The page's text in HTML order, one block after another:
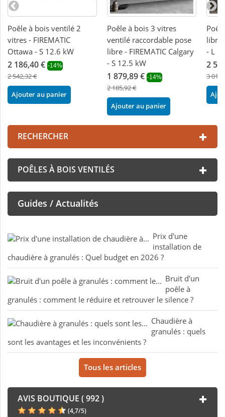
Poêle à bois ventilé 2
vitres - FIREMATIC
Ottawa - S 12.6 kW
2 186,40 € -14%
2 542,32 €
Ajouter au panier
Poêle à bois 3 vitres
ventilé raccordable pose
libre - FIREMATIC Calgary
- S 12.5 kW
1 879,89 € -14%
2 185,92 €
Ajouter au panier
libre
- L
2
3
RECHERCHER
POÊLES À BOIS VENTILÉS
Guides / Actualités
Prix d'une
installation de
chaudière à granulés : Quel budget en 2026 ?
Bruit d'un
poêle à
granulés : comment le réduire et retrouver le silence ?
Chaudière à
granulés : quels
sont les avantages et les inconvénients ?
Tous les articles
AVIS BOUTIQUE ( 992 )
(4,7/5)